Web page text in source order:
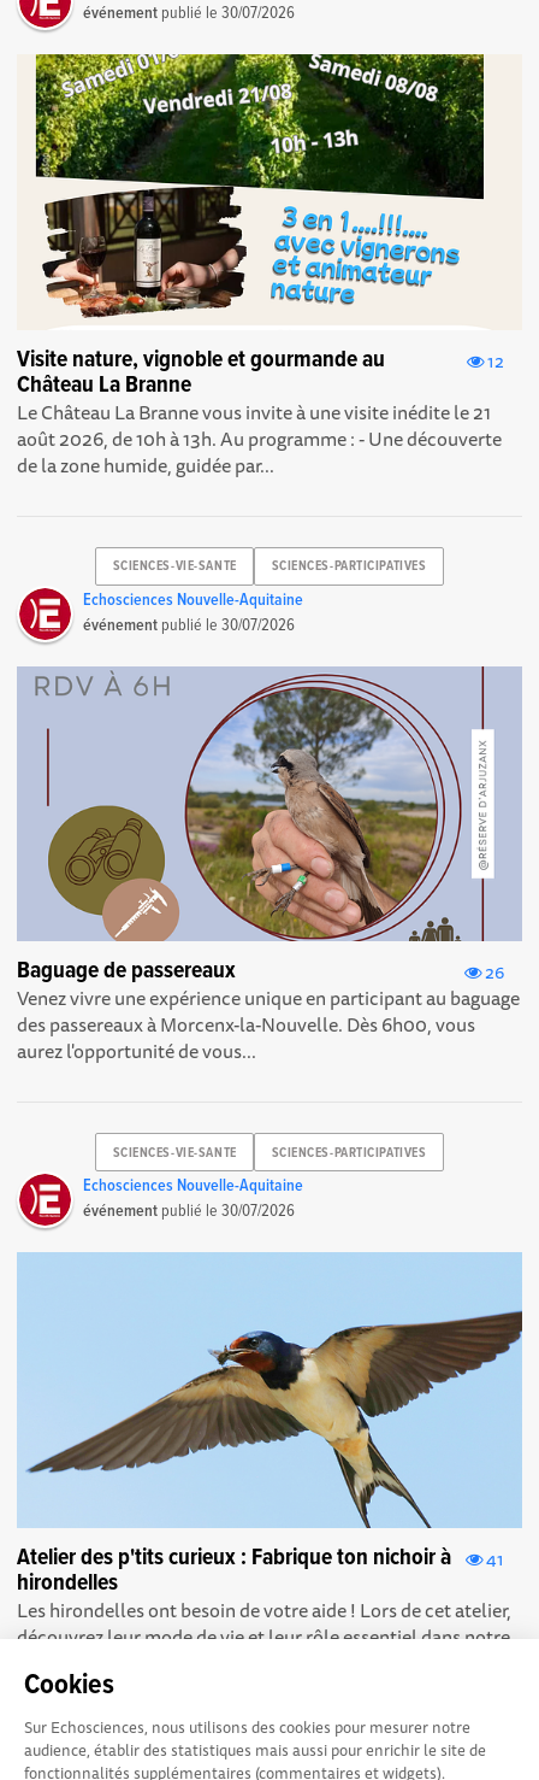
Cookies
Sur Echosciences, nous utilisons des cookies pour mesurer notre
audience, établir des statistiques mais aussi pour enrichir le site de
fonctionnalités supplémentaires (commentaires et widgets).
événement publié le30/07/2026
12
Visite nature, vignoble et gourmande au
Château La Branne
Le Château La Branne vous invite à une visite inédite le 21
août 2026, de 10h à 13h. Au programme : - Une découverte
de la zone humide, guidée par...
SCIENCES-VIE-SANTE SCIENCES-PARTICIPATIVES
Echosciences Nouvelle-Aquitaine
événement publié le30/07/2026
26
Baguage de passereaux
Venez vivre une expérience unique en participant au baguage
des passereaux à Morcenx-la-Nouvelle. Dès 6h00, vous
aurez l'opportunité de vous...
SCIENCES-VIE-SANTE SCIENCES-PARTICIPATIVES
Echosciences Nouvelle-Aquitaine
événement publié le30/07/2026
41
Atelier des p'tits curieux : Fabrique ton nichoir à
hirondelles
Les hirondelles ont besoin de votre aide ! Lors de cet atelier,
découvrez leur mode de vie et leur rôle essentiel dans notre